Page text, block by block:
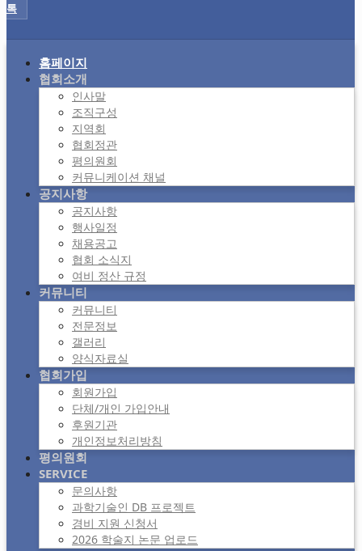
톡
홈페이지
협회소개
인사말
조직구성
지역회
협회정관
평의원회
커뮤니케이션 채널
공지사항
공지사항
행사일정
채용공고
협회 소식지
여비 정산 규정
커뮤니티
커뮤니티
전문정보
갤러리
양식자료실
협회가입
회원가입
단체/개인 가입안내
후원기관
개인정보처리방침
평의원회
SERVICE
문의사항
과학기술인 DB 프로젝트
경비 지원 신청서
2026 학술지 논문 업로드